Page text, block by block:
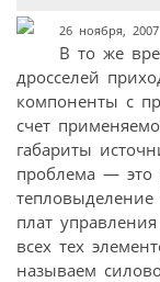
26 ноября, 2007
В то же
дросселей
компоненты с
счет
габариты
проблема — это
плат
всех тех
называем